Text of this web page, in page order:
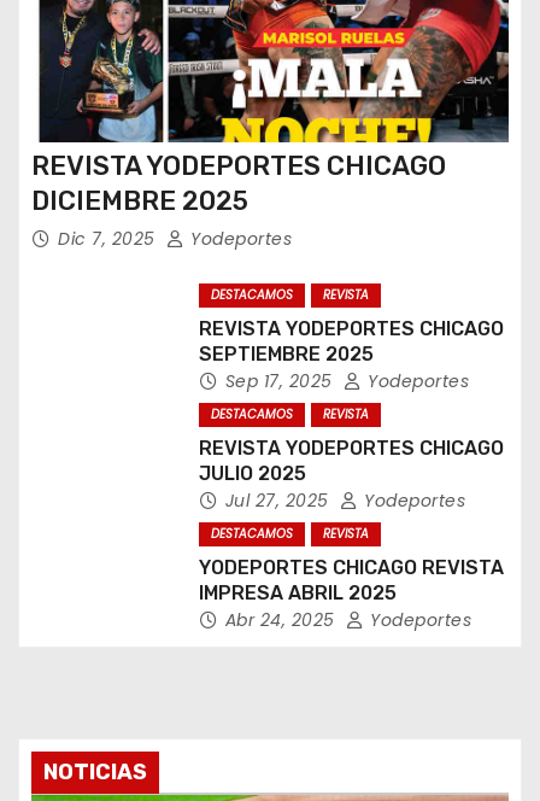
REVISTA YODEPORTES CHICAGO
DICIEMBRE 2025
Dic 7, 2025 Yodeportes
DESTACAMOS REVISTA
REVISTA YODEPORTES CHICAGO
SEPTIEMBRE 2025
Sep 17, 2025 Yodeportes
DESTACAMOS REVISTA
REVISTA YODEPORTES CHICAGO
JULIO 2025
Jul 27, 2025 Yodeportes
DESTACAMOS REVISTA
YODEPORTES CHICAGO REVISTA
IMPRESA ABRIL 2025
Abr 24, 2025 Yodeportes
NOTICIAS